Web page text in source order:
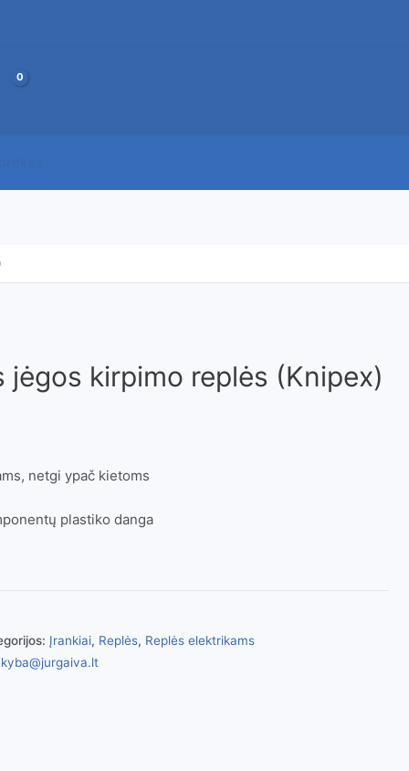
jėgos kirpimo replės (Knipex)
netgi ypač kietoms
plastiko danga
Įrankiai, Replės, Replės elektrikams